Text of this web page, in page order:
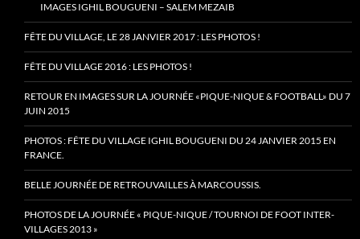
IMAGES IGHIL BOUGUENI – SALEM MEZAIB
FÊTE DU VILLAGE, LE 28 JANVIER 2017 : LES PHOTOS !
FÊTE DU VILLAGE 2016 : LES PHOTOS !
RETOUR EN IMAGES SUR LA JOURNÉE «PIQUE-NIQUE & FOOTBALL» DU 7
JUIN 2015
PHOTOS : FÊTE DU VILLAGE IGHIL BOUGUENI DU 24 JANVIER 2015 EN
FRANCE.
BELLE JOURNÉE DE RETROUVAILLES À MARCOUSSIS.
PHOTOS DE LA JOURNÉE « PIQUE-NIQUE / TOURNOI DE FOOT INTER-
VILLAGES 2013 »